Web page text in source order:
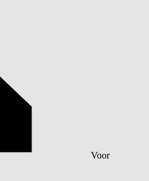
Voor